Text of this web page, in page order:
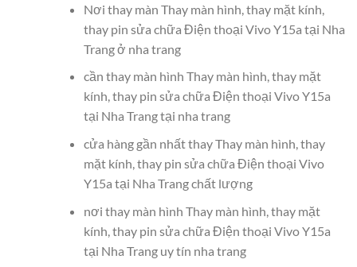
Nơi thay màn Thay màn hình, thay mặt kính,
thay pin sửa chữa Điện thoại Vivo Y15a tại Nha
Trang ở nha trang
cần thay màn hình Thay màn hình, thay mặt
kính, thay pin sửa chữa Điện thoại Vivo Y15a
tại Nha Trang tại nha trang
cửa hàng gần nhất thay Thay màn hình, thay
mặt kính, thay pin sửa chữa Điện thoại Vivo
Y15a tại Nha Trang chất lượng
nơi thay màn hình Thay màn hình, thay mặt
kính, thay pin sửa chữa Điện thoại Vivo Y15a
tại Nha Trang uy tín nha trang